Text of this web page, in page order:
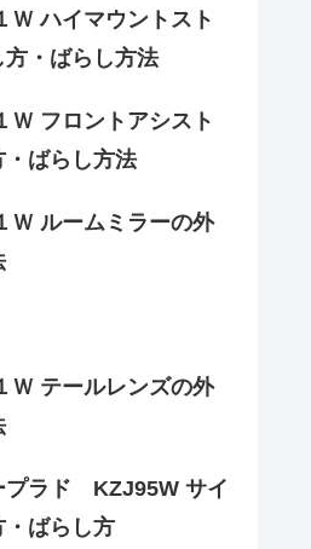
Ｗ ハイマウントスト
方・ばらし方法
Ｗ フロントアシスト
ばらし方法
Ｗ ルームミラーの外
Ｗ テールレンズの外
プラド KZJ95W サイ
・ばらし方